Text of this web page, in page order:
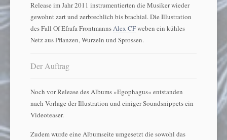
Release im Jahr 2011 instrumentierten die Musiker wieder
gewohnt zart und zerbrechlich bis brachial. Die Illustration
des Fall Of Efrafa Frontmanns Alex CFweben ein kühles
Netz aus Pflanzen, Wurzeln und Sprossen.
Der Auftrag
Noch vor Release des Albums »Egophagus« entstanden
nach Vorlage der Illustration und einiger Soundsnippets ein
Videoteaser.
Zudem wurde eine Albumseite umgesetzt die sowohl das